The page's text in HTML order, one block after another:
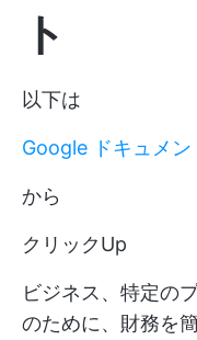
ト
以下は
Google ドキュメン
から
クリックUp
ビジネス、特定の
のために、財務を